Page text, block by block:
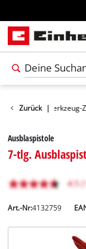
Zurück |
Zubehör Werkzeug-
Ausblaspistole
7-tlg.
Art.-Nr:4132759